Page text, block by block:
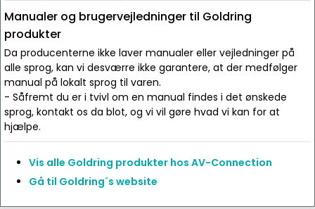
Manualer og brugervejledninger til Goldring
produkter
Da producenterne ikke laver manualer eller vejledninger på
alle sprog, kan vi desværre ikke garantere, at der medfølger
manual på lokalt sprog til varen.
- Såfremt du er i tvivl om en manual findes i det ønskede
sprog, kontakt os da blot, og vi vil gøre hvad vi kan for at
hjælpe.
Vis alle Goldring produkter hos AV-Connection
Gå til Goldring´s website